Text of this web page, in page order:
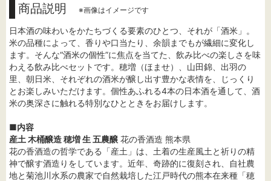
商品説明 ※画像はイメージです
日本酒の味わいをかたちづくる要素のひとつ、それが「酒米」。
米の品種によって、香りや口当たり、余韻までもが繊細に変化し
ます。そんな“酒米の個性”に焦点を当てた、飲み比べの楽しさを味
わえる飲み比べセットです。穂増（ほませ）、山田錦、出羽の
里、朝日米、それぞれの酒米が醸し出す豊かな表情を、じっくり
とお楽しみいただけます。個性あふれる4本の日本酒を通して、酒
米の奥深さに触れる特別なひとときをお届けします。
■内容
産土 木桶醸造 穂増 生 五農醸 花の香酒造 熊本県
花の香酒造の哲学である「産土」は、土着の生産風土と祈りの精
神で醸す酒造りをしています。近年、奇跡的に復刻され、自社農
地と菊池川水系の農家で自然栽培した江戸時代の熊本在来種「穂